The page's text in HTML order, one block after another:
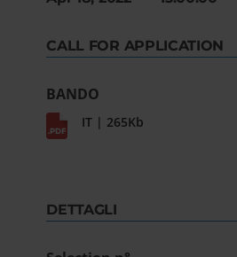
CALL FOR APPLICATION
BANDO
IT | 265Kb
DETTAGLI